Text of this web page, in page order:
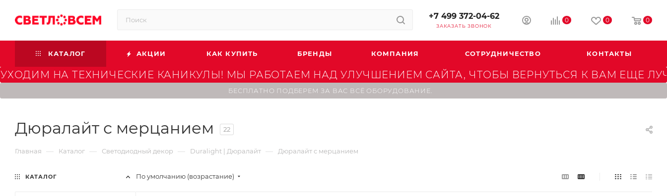
+7 499 372-04-62
ЗАКАЗАТЬ ЗВОНОК
0 0 0
КАТАЛОГ АКЦИИ КАК КУПИТЬ БРЕНДЫ КОМПАНИЯ СОТРУДНИЧЕСТВО КОНТАКТЫ
УХОДИМ НА ТЕХНИЧЕСКИЕ КАНИКУЛЫ! МЫ РАБОТАЕМ НАД УЛУЧШЕНИЕМ САЙТА, ЧТОБЫ ВЕРНУТЬСЯ К ВАМ ЕЩЕ
БЕСПЛАТНО ПОДБЕРЕМ ЗА ВАС ВСЁ ОБОРУДОВАНИЕ.
Дюралайт с мерцанием 22
Главная — Каталог — Светодиодный декор — Duralight | Дюралайт — Дюралайт с мерцанием
По умолчанию (возрастание)
КАТАЛОГ